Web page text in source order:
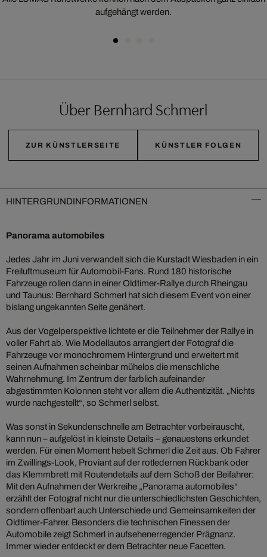
aufgehängt werden.
Über Bernhard Schmerl
ZUR KÜNSTLERSEITE KÜNSTLER FOLGEN
HINTERGRUNDINFORMATIONEN
Panorama automobiles
Jedes Jahr im Juni verwandelt sich die Kurstadt Wiesbaden in ein
Freiluftmuseum für Automobil-Fans. Rund 180 historische
Fahrzeuge rollen dann in einer Oldtimer-Rallye durch Rheingau
und Taunus: Bernhard Schmerl hat sich diesem Event von einer
bislang ungekannten Seite genähert.
Aus der Vogelperspektive lichtete er die Teilnehmer der Rallye in
voller Fahrt ab. Wie Modellautos arrangiert der Fotograf die
Fahrzeuge vor monochromem Hintergrund und erweitert mit
seinen Aufnahmen scheinbar mühelos die menschliche
Wahrnehmung. Im Zentrum der farblich aufeinander
abgestimmten Kolonnen steht vor allem die Authentizität. „Nichts
wurde nachgestellt“, so Schmerl selbst.
Was sonst in Sekundenschnelle am Betrachter vorbeirauscht,
kann nun – aufgelöst in kleinste Details – genauestens erkundet
werden. Für einen Moment hebelt Schmerl die Zeit aus. Ob Fahrer
im Zwillings-Look, Proviant auf der rotledernen Rückbank oder
das Klemmbrett mit Routendetails auf dem Schoß der Beifahrer:
Mit den Aufnahmen der Werkreihe „Panorama automobiles“
erzählt der Fotograf nicht nur die unterschiedlichsten Geschichten,
sondern offenbart auch Unterschiede und Gemeinsamkeiten der
Oldtimer-Fahrer. Besonders die technischen Finessen der
Automobile zeigt Schmerl in aufsehenerregender Prägnanz.
Immer wieder entdeckt er dem Betrachter neue Facetten.